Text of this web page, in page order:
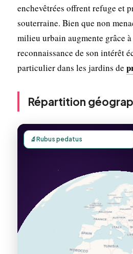
enchevêtrées offrent refuge et
souterraine. Bien que non
milieu urbain augmente grâce
reconnaissance de son intérêt
particulier dans les jardins de
Répartition